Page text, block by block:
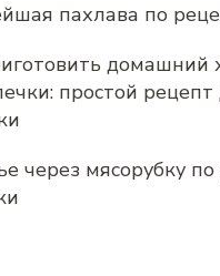
пахлава по
домашний
простой
через мясорубку